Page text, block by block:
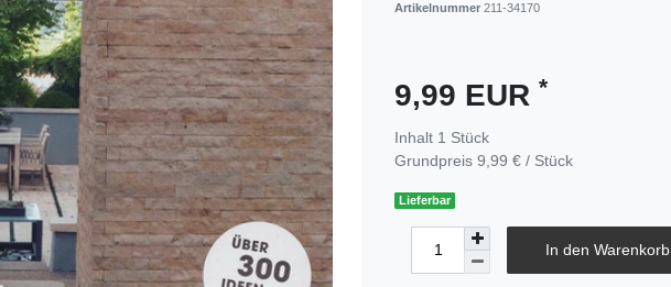
Artikelnummer 211-34170
9,99 EUR *
Inhalt 1 Stück
Grundpreis 9,99 € / Stück
Lieferbar
In den Warenkorb